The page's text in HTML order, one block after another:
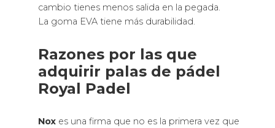
cambio tienes menos salida en la pegada.
La goma EVA tiene más durabilidad.
Razones por las que
adquirir palas de pádel
Royal Padel
Nox es una firma que no es la primera vez que